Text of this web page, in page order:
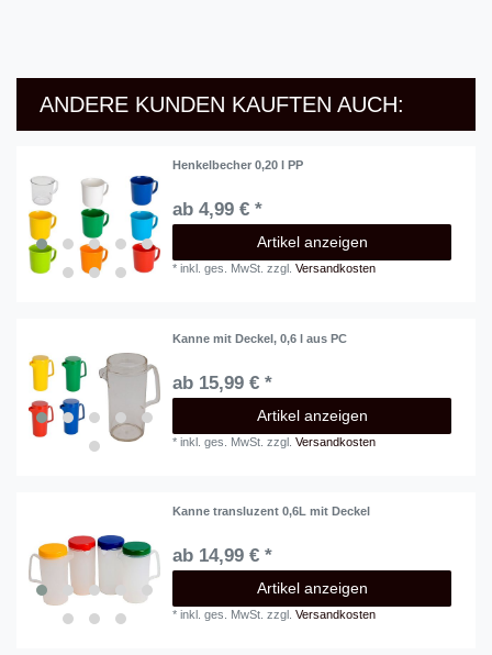
ANDERE KUNDEN KAUFTEN AUCH:
Henkelbecher 0,20 l PP
ab 4,99 € *
Artikel anzeigen
*inkl. ges. MwSt. zzgl.Versandkosten
Kanne mit Deckel, 0,6 l aus PC
ab 15,99 € *
Artikel anzeigen
*inkl. ges. MwSt. zzgl.Versandkosten
Kanne transluzent 0,6L mit Deckel
ab 14,99 € *
Artikel anzeigen
*inkl. ges. MwSt. zzgl.Versandkosten